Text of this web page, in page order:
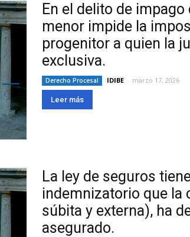
En el delito de
menor impide la
progenitor a quien la
exclusiva.
Derecho Procesal IDIBE - marzo 17, 2026
Leer más
La ley de seguros
indemnizatorio que la
súbita y externa), ha
asegurado.